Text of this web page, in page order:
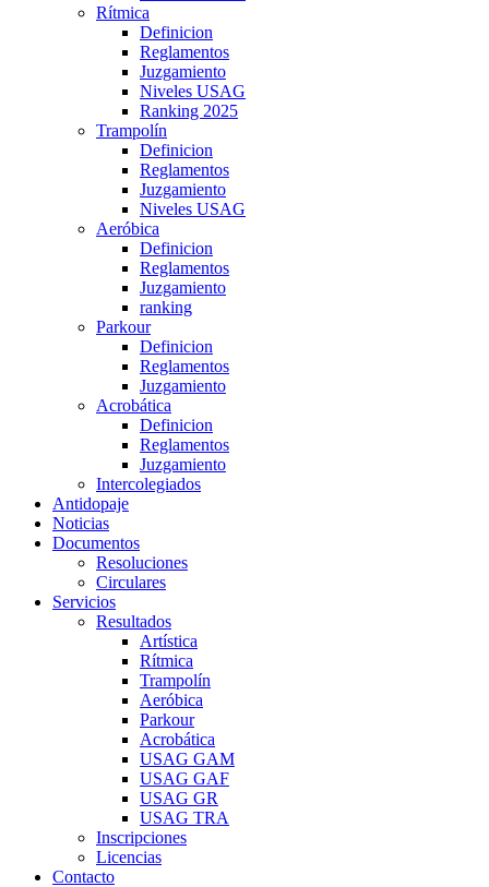
Rítmica
Definicion
Reglamentos
Juzgamiento
Niveles USAG
Ranking 2025
Trampolín
Definicion
Reglamentos
Juzgamiento
Niveles USAG
Aeróbica
Definicion
Reglamentos
Juzgamiento
ranking
Parkour
Definicion
Reglamentos
Juzgamiento
Acrobática
Definicion
Reglamentos
Juzgamiento
Intercolegiados
Antidopaje
Noticias
Documentos
Resoluciones
Circulares
Servicios
Resultados
Artística
Rítmica
Trampolín
Aeróbica
Parkour
Acrobática
USAG GAM
USAG GAF
USAG GR
USAG TRA
Inscripciones
Licencias
Contacto